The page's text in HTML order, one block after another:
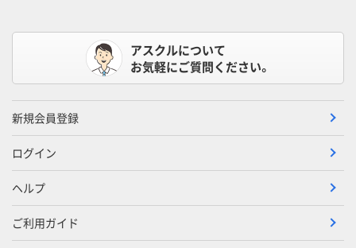
アスクルについて
お気軽にご質問ください。
新規会員登録
ログイン
ヘルプ
ご利用ガイド